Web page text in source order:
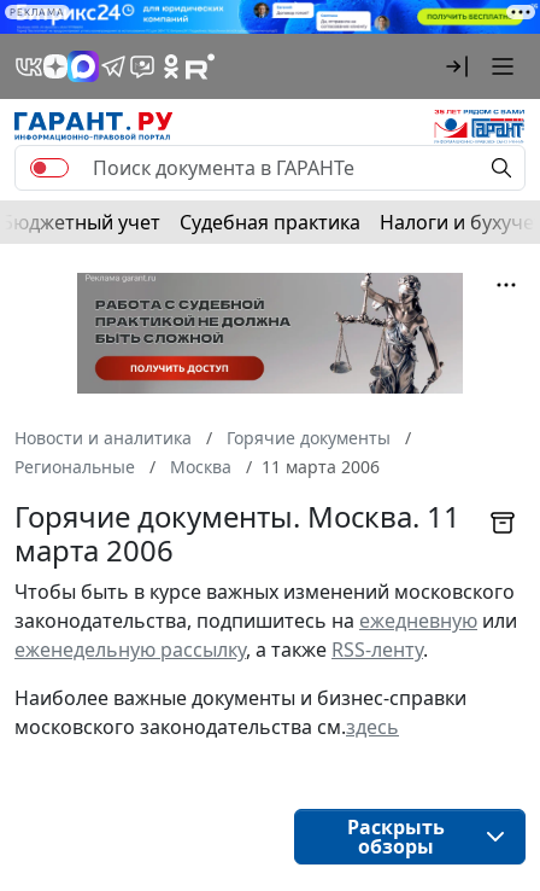
РЕКЛАМА
Бюджетный учет Судебная практика Налоги и
Новости и аналитика
Горячие документы
Региональные
Москва 11 марта 2006
Горячие документы. Москва. 11
марта 2006
Чтобы быть в курсе важных изменений московского
законодательства, подпишитесь на ежедневную или
еженедельную рассылку, а также RSS-ленту.
Наиболее важные документы и бизнес-справки
московского законодательства см.здесь
Раскрыть
обзоры